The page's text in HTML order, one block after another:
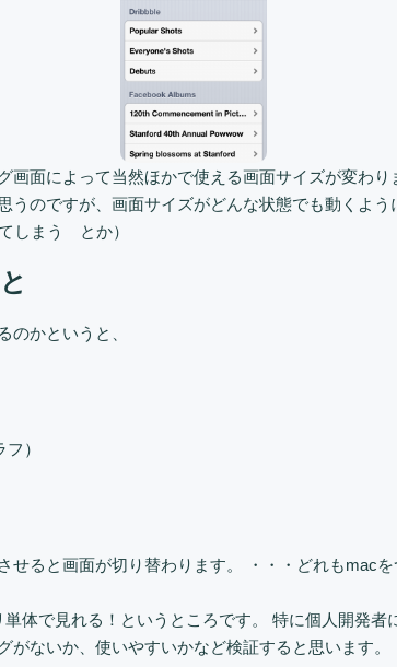
画面によって当然ほかで使える画面サイズが変わ
うのですが、画面サイズがどんな状態でも動くよ
しまう とか）
のかというと、
）
せると画面が切り替わります。 ・・・どれもmac
体で見れる！というところです。 特に個人開発者
がないか、使いやすいかなど検証すると思います